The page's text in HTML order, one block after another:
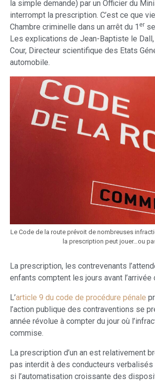
la simple demande) par un Officier du
interrompt la prescription. C’est ce que
Chambre criminelle dans un arrêt du 1 er
Les explications de Jean-Baptiste le
Cour, Directeur scientifique des Etats
automobile.
Le Code de la route prévoit de nombreuses
la prescription peut jouer…ou
La prescription, les contrevenants
enfants comptent les jours avant l’arrivée
L’article 9 du code de procédure pénale
l’action publique des contraventions se
année révolue à compter du jour où
commise.
La prescription d’un an est relativement
pas interdit à des conducteurs verbalisés
si l’automatisation croissante des